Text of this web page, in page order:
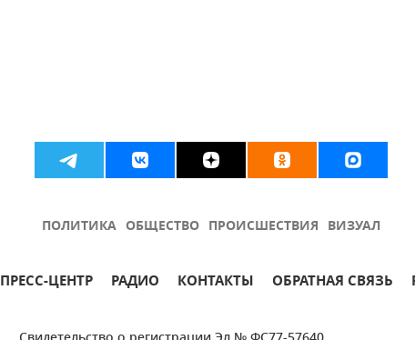
ПОЛИТИКА ОБЩЕСТВО ПРОИСШЕСТВИЯ ВИЗУАЛ
ПРЕСС-ЦЕНТР РАДИО КОНТАКТЫ ОБРАТНАЯ СВЯЗЬ